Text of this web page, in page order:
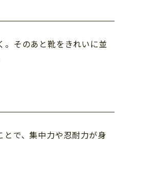
。そのあと靴をきれいに並
で、集中力や忍耐力が身